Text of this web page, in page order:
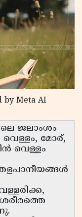
by Meta AI
ജലാംശം
വെള്ളം, മോര്,
വെള്ളം